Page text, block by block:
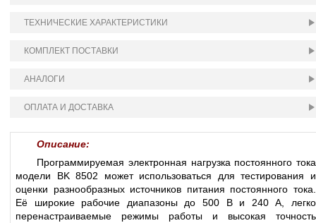
ТЕХНИЧЕСКИЕ ХАРАКТЕРИСТИКИ
КОМПЛЕКТ ПОСТАВКИ
АНАЛОГИ
ОПЛАТА И ДОСТАВКА
Описание:
Программируемая электронная нагрузка постоянного тока
модели BK 8502 может использоваться для тестирования и
оценки разнообразных источников питания постоянного тока.
Её широкие рабочие диапазоны до 500 В и 240 А, легко
перенастраиваемые режимы работы и высокая точность